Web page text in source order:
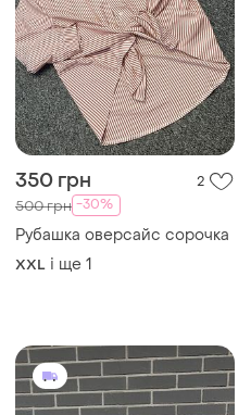
350 грн 2
500 грн -30%
Рубашка оверсайс сорочка
XXL і ще 1